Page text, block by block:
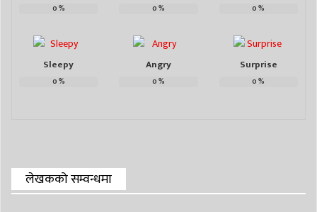
0% 0% 0%
Sleepy
0%
Angry
0%
Surprise
0%
लेखकको सम्वन्धमा